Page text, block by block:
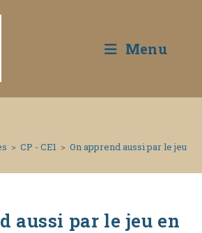
Menu
> CP - CE1 > On apprend aussi par le jeu en
aussi par le jeu en